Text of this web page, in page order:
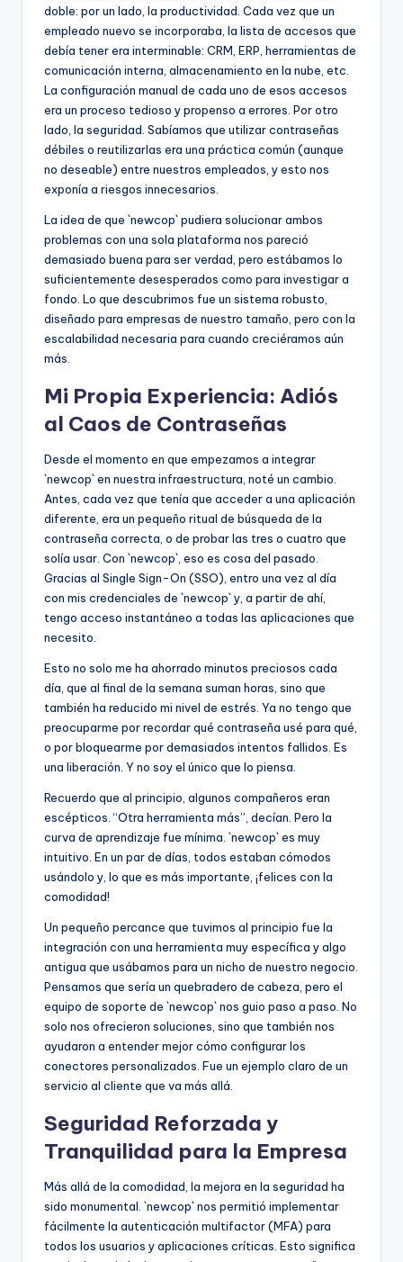
doble: por un lado, la productividad. Cada vez que un
empleado nuevo se incorporaba, la lista de accesos que
debía tener era interminable: CRM, ERP, herramientas de
comunicación interna, almacenamiento en la nube, etc.
La configuración manual de cada uno de esos accesos
era un proceso tedioso y propenso a errores. Por otro
lado, la seguridad. Sabíamos que utilizar contraseñas
débiles o reutilizarlas era una práctica común (aunque
no deseable) entre nuestros empleados, y esto nos
exponía a riesgos innecesarios.
La idea de que `newcop` pudiera solucionar ambos
problemas con una sola plataforma nos pareció
demasiado buena para ser verdad, pero estábamos lo
suficientemente desesperados como para investigar a
fondo. Lo que descubrimos fue un sistema robusto,
diseñado para empresas de nuestro tamaño, pero con la
escalabilidad necesaria para cuando creciéramos aún
más.
Mi Propia Experiencia: Adiós
al Caos de Contraseñas
Desde el momento en que empezamos a integrar
`newcop` en nuestra infraestructura, noté un cambio.
Antes, cada vez que tenía que acceder a una aplicación
diferente, era un pequeño ritual de búsqueda de la
contraseña correcta, o de probar las tres o cuatro que
solía usar. Con `newcop`, eso es cosa del pasado.
Gracias al Single Sign-On (SSO), entro una vez al día
con mis credenciales de `newcop` y, a partir de ahí,
tengo acceso instantáneo a todas las aplicaciones que
necesito.
Esto no solo me ha ahorrado minutos preciosos cada
día, que al final de la semana suman horas, sino que
también ha reducido mi nivel de estrés. Ya no tengo que
preocuparme por recordar qué contraseña usé para qué,
o por bloquearme por demasiados intentos fallidos. Es
una liberación. Y no soy el único que lo piensa.
Recuerdo que al principio, algunos compañeros eran
escépticos. “Otra herramienta más”, decían. Pero la
curva de aprendizaje fue mínima. `newcop` es muy
intuitivo. En un par de días, todos estaban cómodos
usándolo y, lo que es más importante, ¡felices con la
comodidad!
Un pequeño percance que tuvimos al principio fue la
integración con una herramienta muy específica y algo
antigua que usábamos para un nicho de nuestro negocio.
Pensamos que sería un quebradero de cabeza, pero el
equipo de soporte de `newcop` nos guio paso a paso. No
solo nos ofrecieron soluciones, sino que también nos
ayudaron a entender mejor cómo configurar los
conectores personalizados. Fue un ejemplo claro de un
servicio al cliente que va más allá.
Seguridad Reforzada y
Tranquilidad para la Empresa
Más allá de la comodidad, la mejora en la seguridad ha
sido monumental. `newcop` nos permitió implementar
fácilmente la autenticación multifactor (MFA) para
todos los usuarios y aplicaciones críticas. Esto significa